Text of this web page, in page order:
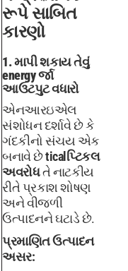
રૂપે સાબિત
કારણો
1. માપી શકાય તેવું
energy ર્જા
આઉટપુટ વધારો
એનઆરઇએલ
સંશોધન દર્શાવે છે કે
ગંદકીનો સંચય એક
બનાવે છેticalપ્ટિકલ
અવરોધતે નાટકીય
રીતે પ્રકાશ શોષણ
અને વીજળી
ઉત્પાદનને ઘટાડે છે.
પ્રમાણિત ઉત્પાદન
અસર: